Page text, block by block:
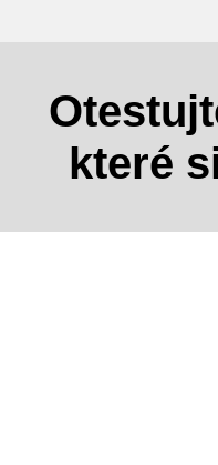
které